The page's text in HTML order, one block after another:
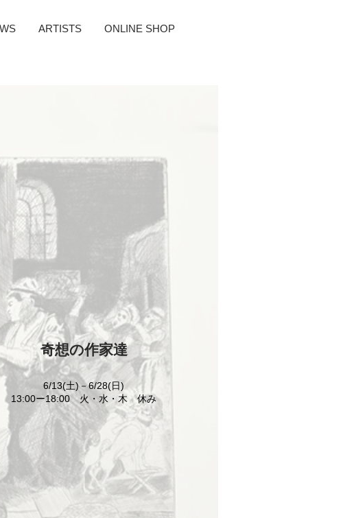
ARTISTS ONLINE SHOP
奇想の作家達
6/13(土)－6/28(日)
13:00ー18:00 火・水・木 休み